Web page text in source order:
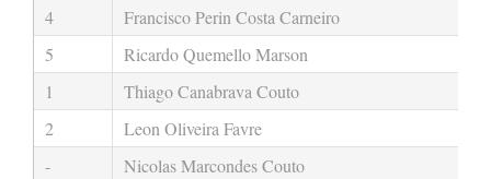
4
Francisco Perin Costa Carneiro
5
Ricardo Quemello Marson
1
Thiago Canabrava Couto
2
Leon Oliveira Favre
-
Nicolas Marcondes Couto